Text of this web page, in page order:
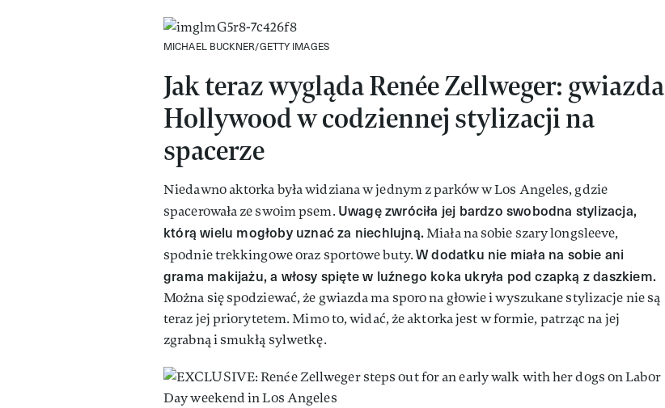
MICHAEL BUCKNER/GETTY IMAGES
Jak teraz wygląda Renée Zellweger: gwiazda
Hollywood w codziennej stylizacji na
spacerze
Niedawno aktorka była widziana w jednym z parków w Los Angeles, gdzie
spacerowała ze swoim psem. Uwagę zwróciła jej bardzo swobodna stylizacja,
którą wielu mogłoby uznać za niechlujną.Miała na sobie szary longsleeve,
spodnie trekkingowe oraz sportowe buty.W dodatku nie miała na sobie ani
grama makijażu, a włosy spięte w luźnego koka ukryła pod czapką z daszkiem.
Można się spodziewać, że gwiazda ma sporo na głowie i wyszukane stylizacje nie są
teraz jej priorytetem. Mimo to, widać, że aktorka jest w formie, patrząc na jej
zgrabną i smukłą sylwetkę.